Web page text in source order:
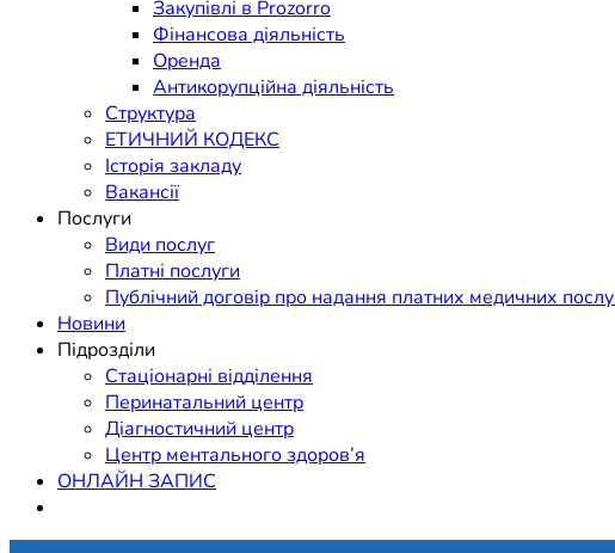
Закупівлі в Prozorro
Фінансова діяльність
Оренда
Антикорупційна діяльність
Структура
ЕТИЧНИЙ КОДЕКС
Історія закладу
Вакансії
Послуги
Види послуг
Платні послуги
Публічний договір про надання платних медичних
Новини
Підрозділи
Стаціонарні відділення
Перинатальний центр
Діагностичний центр
Центр ментального здоров’я
ОНЛАЙН ЗАПИС